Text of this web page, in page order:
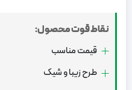
نقاط قوت محصول:
قیمت مناسب
طرح زیبا و شیک